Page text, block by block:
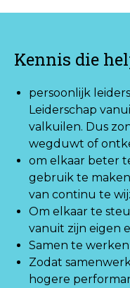
Kennis die
persoonlijk
Leiderschap
valkuilen. Dus
wegduwt of
om elkaar beter
gebruik te
van continu te
Om elkaar te
vanuit zijn eigen
Samen te
Zodat
hogere